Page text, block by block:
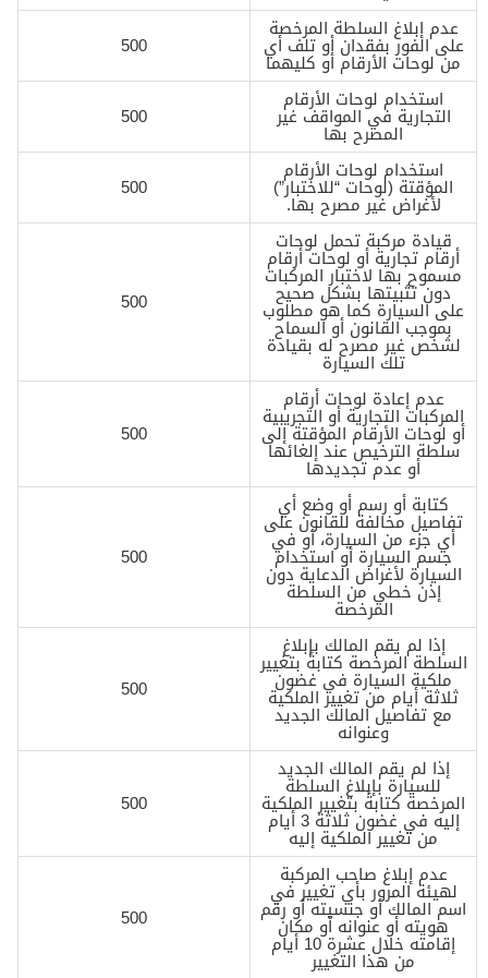
عدم إبلاغ السلطة المرخصة
على الفور بفقدان أو تلف أي
من لوحات الأرقام أو كليهما
500
استخدام لوحات الأرقام
التجارية في المواقف غير
المصرح بها
500
استخدام لوحات الأرقام
المؤقتة (لوحات “للاختبار”)
لأغراض غير مصرح بها.
500
قيادة مركبة تحمل لوحات
أرقام تجارية أو لوحات أرقام
مسموح بها لاختبار المركبات
دون تثبيتها بشكل صحيح
على السيارة كما هو مطلوب
بموجب القانون أو السماح
لشخص غير مصرح له بقيادة
تلك السيارة
500
عدم إعادة لوحات أرقام
المركبات التجارية أو التجريبية
أو لوحات الأرقام المؤقتة إلى
سلطة الترخيص عند إلغائها
أو عدم تجديدها
500
كتابة أو رسم أو وضع أي
تفاصيل مخالفة للقانون على
أي جزء من السيارة، أو في
جسم السيارة أو استخدام
السيارة لأغراض الدعاية دون
إذن خطي من السلطة
المرخصة
500
إذا لم يقم المالك بإبلاغ
السلطة المرخصة كتابةً بتغيير
ملكية السيارة في غضون
ثلاثة أيام من تغيير الملكية
مع تفاصيل المالك الجديد
وعنوانه
500
إذا لم يقم المالك الجديد
للسيارة بإبلاغ السلطة
المرخصة كتابةً بتغيير الملكية
إليه في غضون ثلاثة 3 أيام
من تغيير الملكية إليه
500
عدم إبلاغ صاحب المركبة
لهيئة المرور بأي تغيير في
اسم المالك أو جنسيته أو رقم
هويته أو عنوانه أو مكان
إقامته خلال عشرة 10 أيام
من هذا التغيير
500